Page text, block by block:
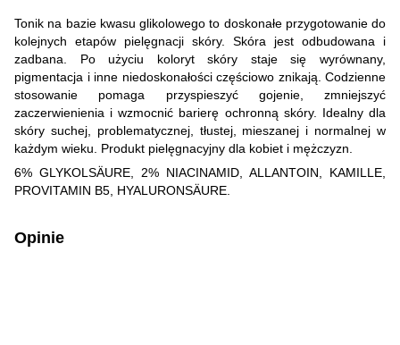
Tonik na bazie kwasu glikolowego to doskonałe przygotowanie do
kolejnych etapów pielęgnacji skóry. Skóra jest odbudowana i
zadbana. Po użyciu koloryt skóry staje się wyrównany,
pigmentacja i inne niedoskonałości częściowo znikają. Codzienne
stosowanie pomaga przyspieszyć gojenie, zmniejszyć
zaczerwienienia i wzmocnić barierę ochronną skóry. Idealny dla
skóry suchej, problematycznej, tłustej, mieszanej i normalnej w
każdym wieku. Produkt pielęgnacyjny dla kobiet i mężczyzn.
6% GLYKOLSÄURE, 2% NIACINAMID, ALLANTOIN, KAMILLE,
PROVITAMIN B5, HYALURONSÄURE.
Opinie